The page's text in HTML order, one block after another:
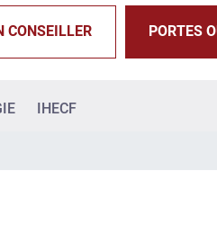
CONSEILLER PORTES
IHECF